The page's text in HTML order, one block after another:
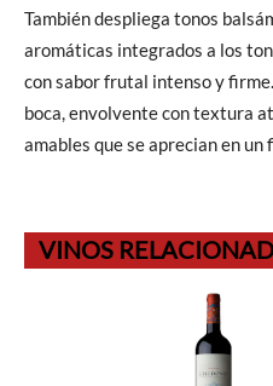
También despliega tonos
aromáticas integrados a los
con sabor frutal intenso y
boca, envolvente con textura
amables que se aprecian en un
VINOS